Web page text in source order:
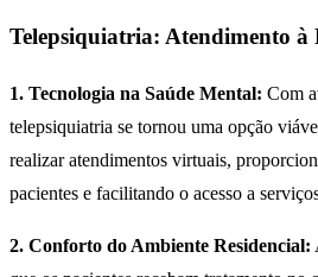
Telepsiquiatria: Atendimento à
1. Tecnologia na Saúde Mental: Com
telepsiquiatria se tornou uma opção
realizar atendimentos virtuais,
pacientes e facilitando o acesso a
2. Conforto do Ambiente Residencial: